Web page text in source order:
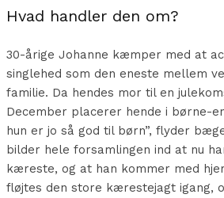
Hvad handler den om?
30-årige Johanne kæmper med at
singlehed som den eneste mellem
familie. Da hendes mor til en
December placerer hende i børne-
hun er jo så god til børn”, flyder
bilder hele forsamlingen ind at nu
kæreste, og at han kommer med
fløjtes den store kærestejagt igang,